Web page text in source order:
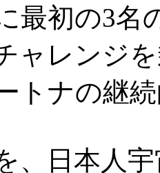
最初の3
ャレンジ
トナの継
、日本人宇